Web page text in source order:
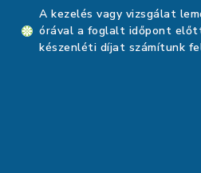
A kezelés vagy vizsgálat
órával a foglalt időpont
készenléti díjat számítunk